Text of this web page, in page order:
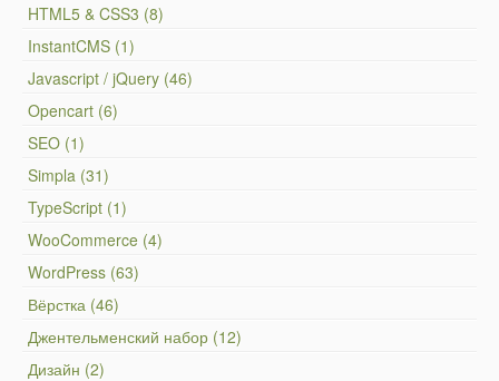
HTML5 & CSS3 (8)
InstantCMS (1)
Javascript / jQuery (46)
Opencart (6)
SEO (1)
Simpla (31)
TypeScript (1)
WooCommerce (4)
WordPress (63)
Вёрстка (46)
Джентельменский набор (12)
Дизайн (2)